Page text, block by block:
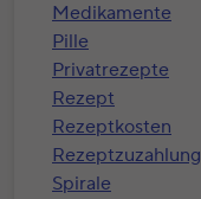
Medikamente
Pille
Privatrezepte
Rezept
Rezeptkosten
Rezeptzuzahlung
Spirale